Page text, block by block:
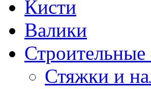
Кисти
Валики
Строительные
Стяжки и